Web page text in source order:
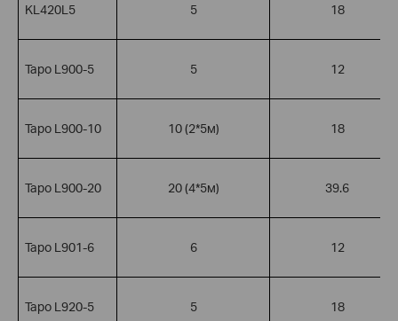
KL420L5 5 18
Tapo L900-5 5 12
Tapo L900-10 10 (2*5м) 18
Tapo L900-20 20 (4*5м) 39.6
Tapo L901-6 6 12
Tapo L920-5 5 18